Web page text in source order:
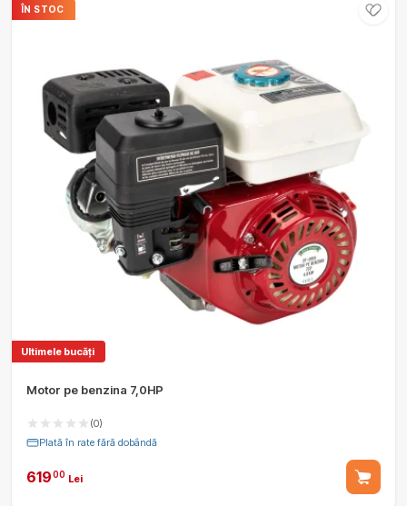
ÎN STOC
Ultimele bucăți
Motor pe benzina 7,0HP
(0)
Plată în rate fără dobândă
61900 Lei